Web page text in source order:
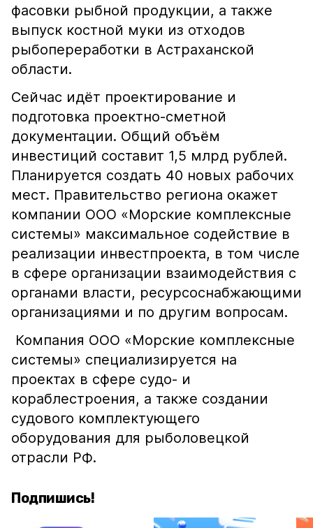
фасовки рыбной продукции, а также
выпуск костной муки из отходов
рыбопереработки в Астраханской
области.
Сейчас идёт проектирование и
подготовка проектно-сметной
документации. Общий объём
инвестиций составит 1,5 млрд рублей.
Планируется создать 40 новых рабочих
мест. Правительство региона окажет
компании ООО «Морские комплексные
системы» максимальное содействие в
реализации инвестпроекта, в том числе
в сфере организации взаимодействия с
органами власти, ресурсоснабжающими
организациями и по другим вопросам.
Компания ООО «Морские комплексные
системы» специализируется на
проектах в сфере судо- и
кораблестроения, а также создании
судового комплектующего
оборудования для рыболовецкой
отрасли РФ.
Подпишись!